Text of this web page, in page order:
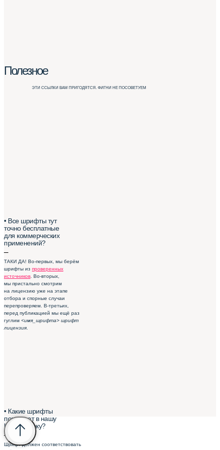
• Все шрифты тут
точно бесплатные
для коммерческих
применений?
–
ТАКИ ДА! Во-первых, мы берём
шрифты из проверенных
источников . Во-вторых,
мы пристально смотрим
на лицензию уже на этапе
отбора и спорные случаи
перепроверяем. В-третьих,
перед публикацией мы ещё раз
гуглим <имя_шрифта> шрифт
лицензия
• Какие шрифты
попадают в нашу
Шрифтотеку?
–
Шрифт должен соответствовать
Полезное
ЭТИ ССЫЛКИ ВАМ ПРИГОДЯТСЯ. ФИГНИ НЕ ПОСОВЕТУЕМ